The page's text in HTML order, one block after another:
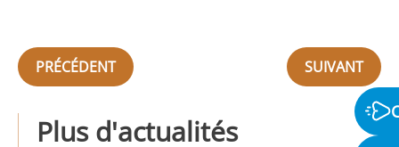
PRÉCÉDENT SUIVANT
Plus d'actualités